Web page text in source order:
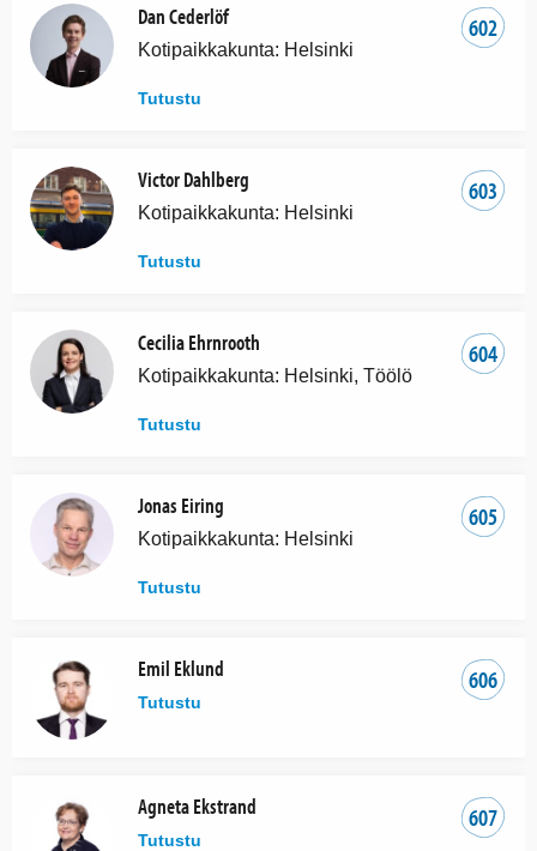
602
Dan Cederlöf
Kotipaikkakunta: Helsinki
Tutustu
603
Victor Dahlberg
Kotipaikkakunta: Helsinki
Tutustu
604
Cecilia Ehrnrooth
Kotipaikkakunta: Helsinki, Töölö
Tutustu
605
Jonas Eiring
Kotipaikkakunta: Helsinki
Tutustu
606
Emil Eklund
Tutustu
607
Agneta Ekstrand
Tutustu